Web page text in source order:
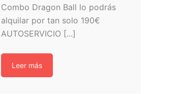
Combo Dragon Ball lo podrás
alquilar por tan solo 190€
AUTOSERVICIO [...]
Leer más